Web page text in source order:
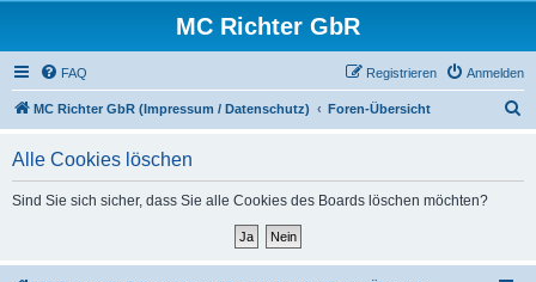
MC Richter GbR
FAQ Anmelden
Registrieren
MC Richter GbR (Impressum / Datenschutz) Foren-Übersicht
Alle Cookies löschen
Sind Sie sich sicher, dass Sie alle Cookies des Boards löschen möchten?